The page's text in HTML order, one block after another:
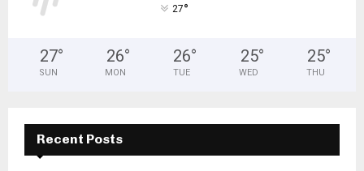
27°
27°
SUN
26°
MON
26°
TUE
25°
WED
25°
THU
Recent Posts